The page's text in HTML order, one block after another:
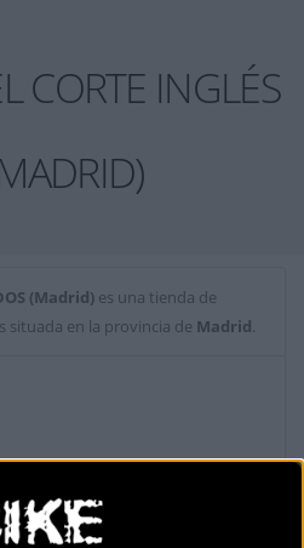
CORTE INGLÉS
(Madrid) es una tienda de
situada en la provincia de Madrid.